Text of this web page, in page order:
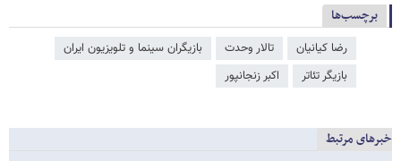
برچسب‌ها
رضا کیانیان تالار وحدت
بازیگران سینما و تلویزیون ایران
بازیگر تئاتر
اکبر زنجانپور
خبرهای مرتبط